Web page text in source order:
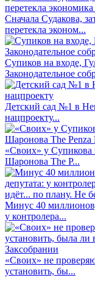
Сначала Судакова,
перетекла эконом...
Супиков на входе,
Законодательное
Детский сад №1 в
нацпроекту...
«Своих» у Супикова
Шаронова The P...
Минус 40
у контролера...
«Своих» не
установить, бы...